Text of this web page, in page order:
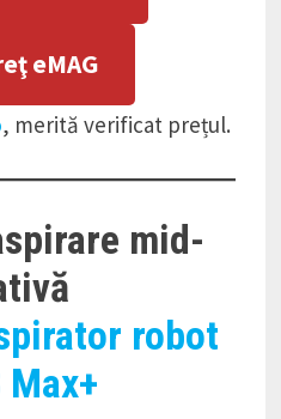
eMAG
, merită verificat prețul.
mid-
robot